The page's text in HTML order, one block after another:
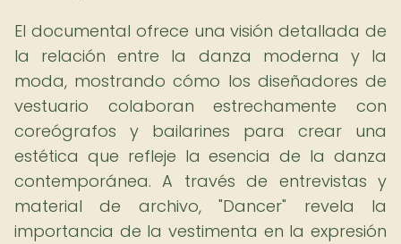
El documental ofrece una visión detallada de
la relación entre la danza moderna y la
moda, mostrando cómo los diseñadores de
vestuario colaboran estrechamente con
coreógrafos y bailarines para crear una
estética que refleje la esencia de la danza
contemporánea. A través de entrevistas y
material de archivo, "Dancer" revela la
importancia de la vestimenta en la expresión